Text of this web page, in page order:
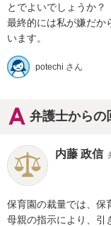
とでよいでしょうか？
最終的には私が嫌だか
います。
potechi さん
弁護士からの
内藤 政信
保育園の裁量では、保
母親の指示により、引